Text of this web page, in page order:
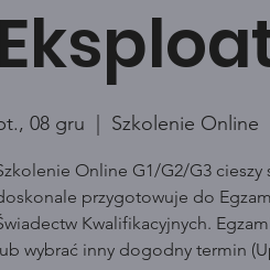
08 gru
  |
Szkolenie Online
Online G1/G2/G3
przygotowuje do
Kwalifikacyjnych.
wybrać inny dogodny termin